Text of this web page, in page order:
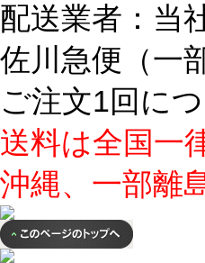
配送業者：当
佐川急便（一
ご注文1回に
送料は全国一
沖縄、一部離